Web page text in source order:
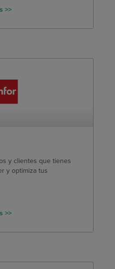
>>
y clientes que tienes
y optimiza tus
>>